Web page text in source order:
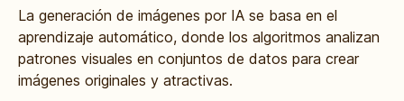
La generación de imágenes por IA se basa en el
aprendizaje automático, donde los algoritmos analizan
patrones visuales en conjuntos de datos para crear
imágenes originales y atractivas.